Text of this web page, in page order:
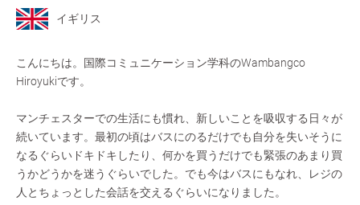
イギリス
こんにちは。国際コミュニケーション学科のWambangco
Hiroyukiです。
マンチェスターでの生活にも慣れ、新しいことを吸収する日々が
続いています。最初の頃はバスにのるだけでも自分を失いそうに
なるぐらいドキドキしたり、何かを買うだけでも緊張のあまり買
うかどうかを迷うぐらいでした。でも今はバスにもなれ、レジの
人とちょっとした会話を交えるぐらいになりました。